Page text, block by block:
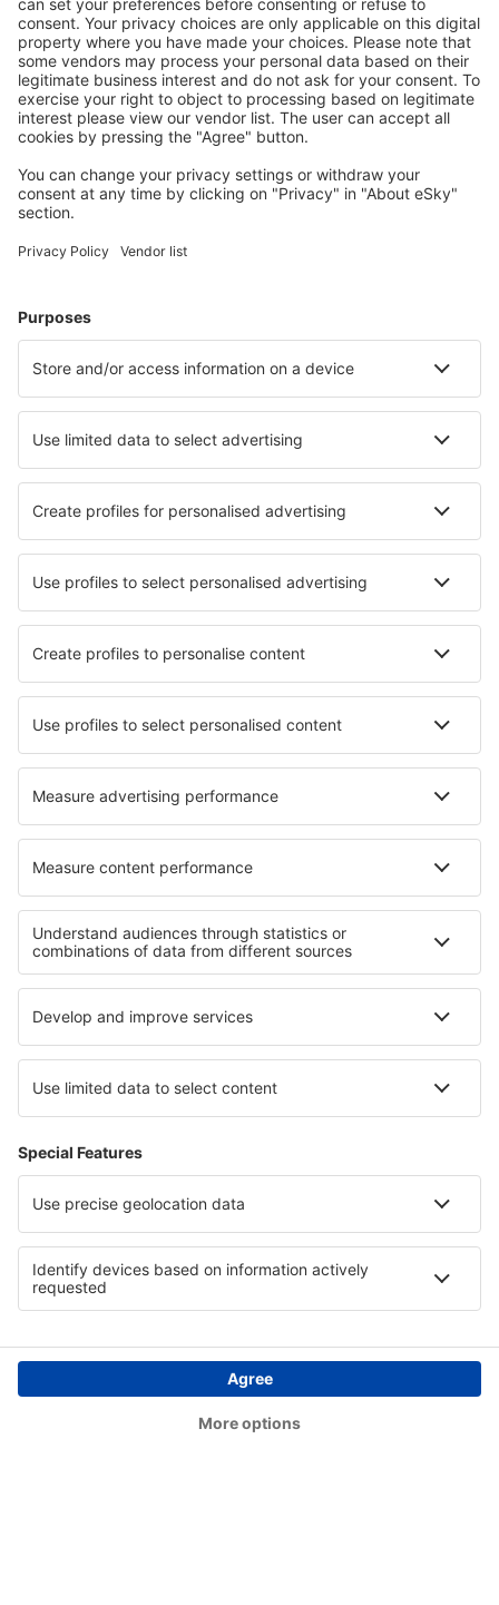
Madrit Barajas (MAD)
Valencie Manises (VLC)
Salamanka Matacan (SLM)
Melilla Airport (MLN)
Mahon Menorka (MAH)
Murcia
Palma de Mallorca Airport (PMI)
Pamplona Airport (PNA)
Santander Parayas (SDR)
Vigo Peinador (VGO)
Murcia
Sevilla San Pablo (SVQ)
Badajoz Talavera la Real (BJZ)
San Cristobal de la Laguna Tenerife Sever (TFN)
Granadilla de Abona Tenerife Jih (TFS)
Valladolid Airport (VLL)
Zaragoza Airport (ZAZ)